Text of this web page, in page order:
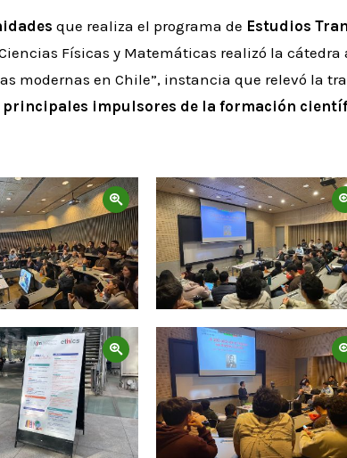
que realiza el programa de Estudios
Físicas y Matemáticas realizó la cátedra
modernas en Chile”, instancia que relevó la
principales impulsores de la formación
Zoom Zoom
Zoom Zoom